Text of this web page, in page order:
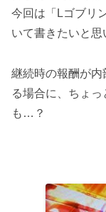
今回は「Lゴブリ
いて書きたいと思
継続時の報酬が内
る場合に、ちょ
も…？